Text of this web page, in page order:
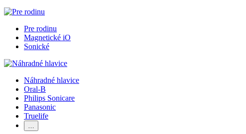
Pre rodinu
Magnetické iO
Sonické
Náhradné hlavice
Oral-B
Philips Sonicare
Panasonic
Truelife
…